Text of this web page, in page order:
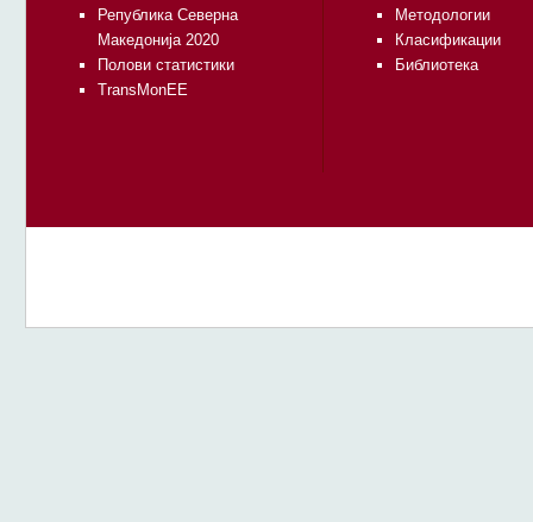
Република Северна
Македонија 2020
Полови статистики
TransMonEE
Методологии
Класификации
Библиотека